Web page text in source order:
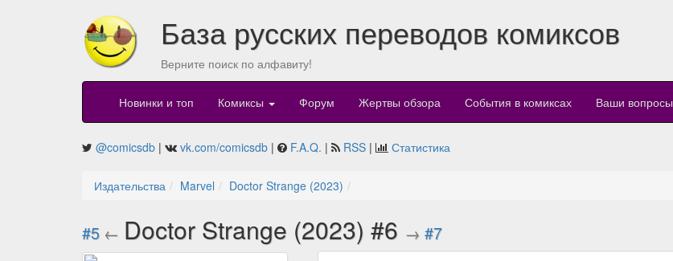
База русских переводов комиксов
Верните поиск по алфавиту!
Новинки и топ Комиксы Форум Жертвы обзора События в комиксах Ваши вопросы
@comicsdb | vk.com/comicsdb | F.A.Q. | RSS | Статистика
Издательства Marvel Doctor Strange (2023)
#5 ← Doctor Strange (2023) #6 → #7